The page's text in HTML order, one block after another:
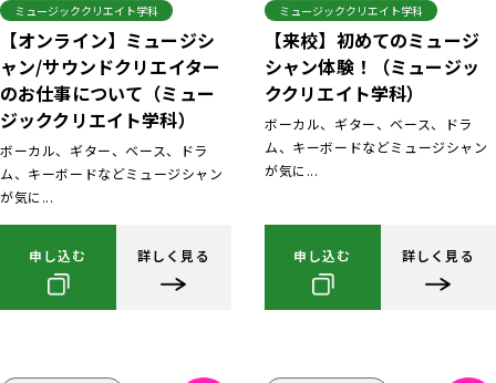
ミュージッククリエイト学科
【オンライン】ミュージシ
ャン/サウンドクリエイター
のお仕事について（ミュー
ジッククリエイト学科）
ボーカル、ギター、ベース、ドラ
ム、キーボードなどミュージシャン
が気に...
申し込む 詳しく見る
ミュージッククリエイト学科
【来校】初めてのミュージ
シャン体験！（ミュージッ
ククリエイト学科）
ボーカル、ギター、ベース、ドラ
ム、キーボードなどミュージシャン
が気に...
申し込む 詳しく見る